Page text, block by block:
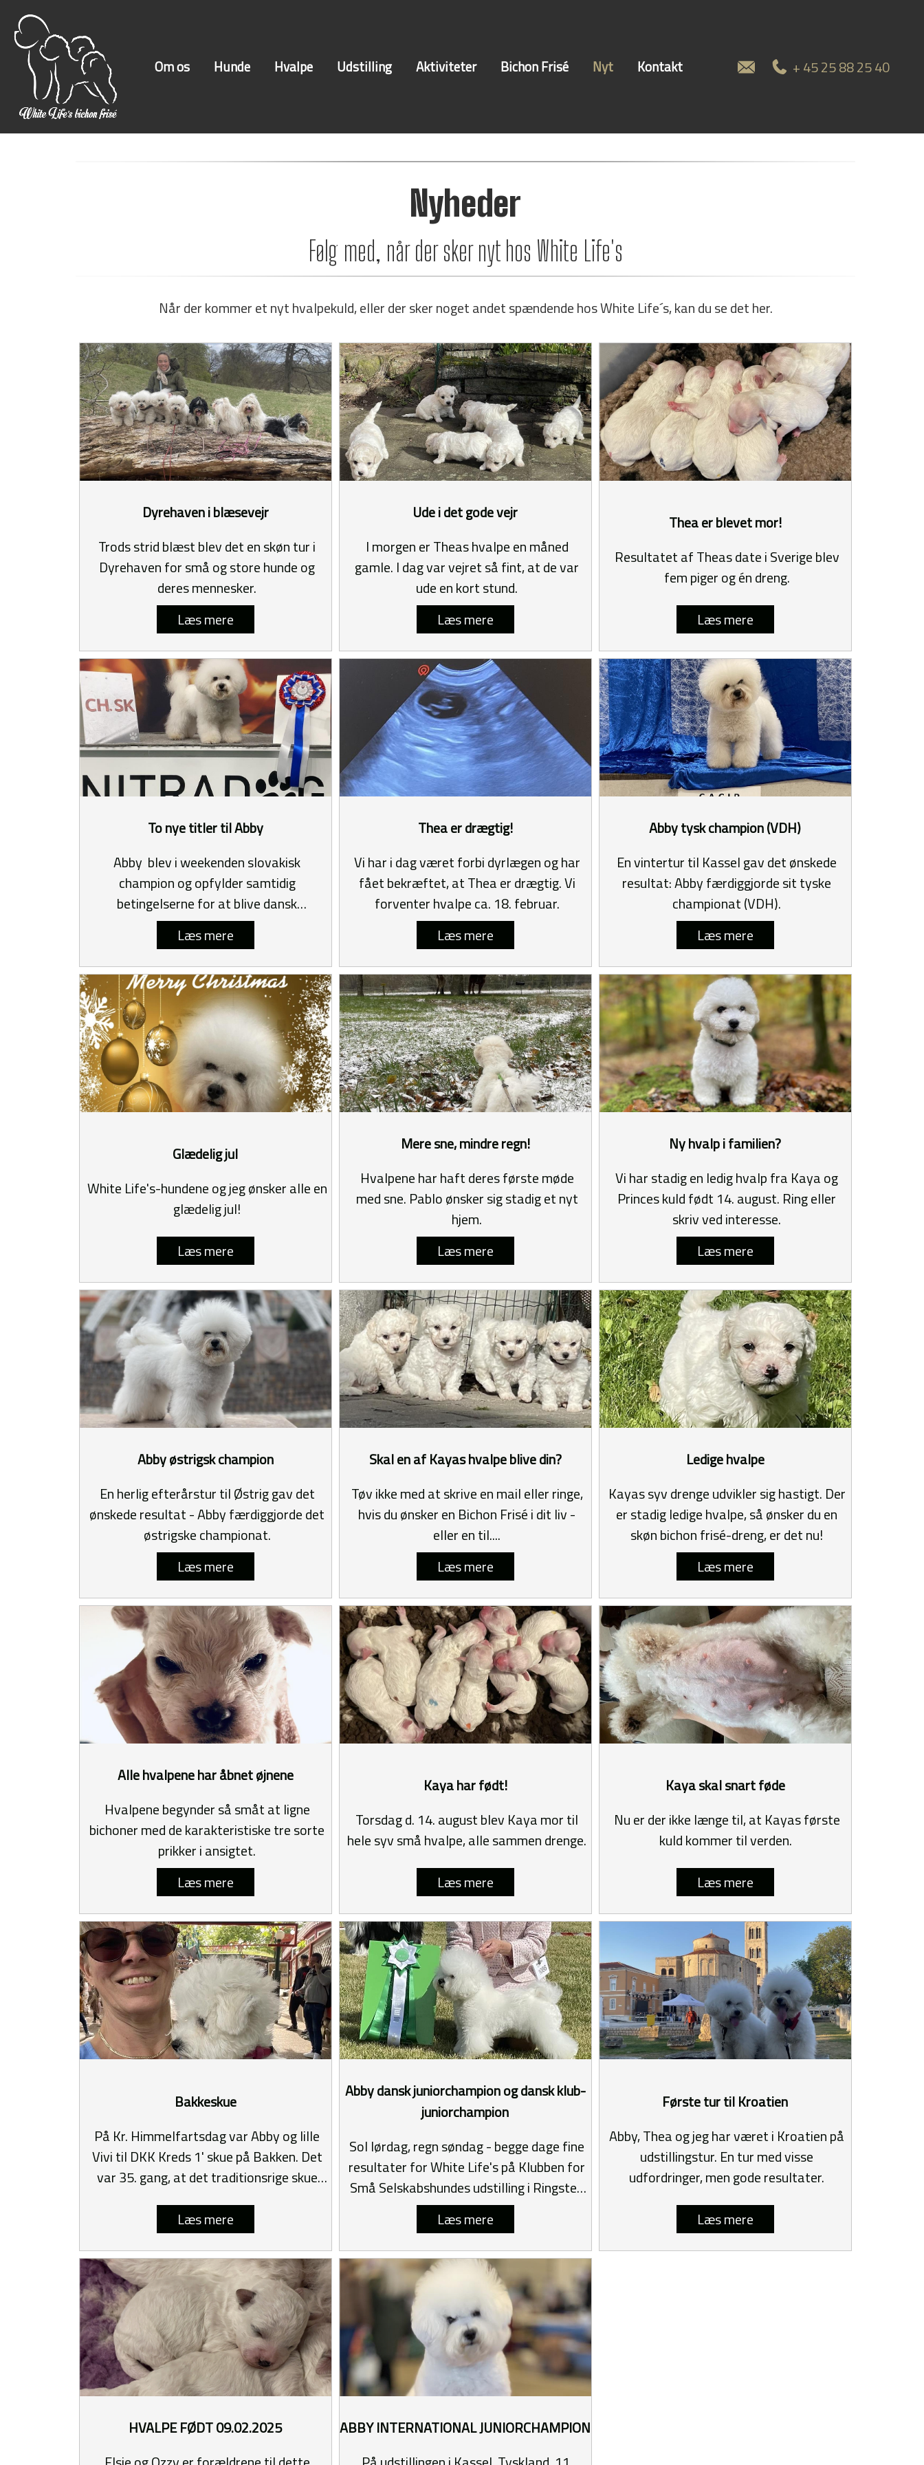
Om os Hunde Hvalpe Udstilling Aktiviteter Bichon Frisé Nyt Kontakt + 45 25 88 25 40
Nyheder
Følg med, når der sker nyt hos White Life's
Når der kommer et nyt hvalpekuld, eller der sker noget andet spændende hos White Life´s, kan du se det her.
Dyrehaven i blæsevejr
Trods strid blæst blev det en skøn tur i
Dyrehaven for små og store hunde og
deres mennesker.
Læs mere
Ude i det gode vejr
I morgen er Theas hvalpe en måned
gamle. I dag var vejret så fint, at de var
ude en kort stund.
Læs mere
Thea er blevet mor!
Resultatet af Theas date i Sverige blev
fem piger og én dreng.
Læs mere
To nye titler til Abby
Abby blev i weekenden slovakisk
champion og opfylder samtidig
betingelserne for at blive dansk
champion.
Læs mere
Thea er drægtig!
Vi har i dag været forbi dyrlægen og har
fået bekræftet, at Thea er drægtig. Vi
forventer hvalpe ca. 18. februar.
Læs mere
Abby tysk champion (VDH)
En vintertur til Kassel gav det ønskede
resultat: Abby færdiggjorde sit tyske
championat (VDH).
Læs mere
Glædelig jul
White Life's-hundene og jeg ønsker alle en
glædelig jul!
Læs mere
Mere sne, mindre regn!
Hvalpene har haft deres første møde
med sne. Pablo ønsker sig stadig et nyt
hjem.
Læs mere
Ny hvalp i familien?
Vi har stadig en ledig hvalp fra Kaya og
Princes kuld født 14. august. Ring eller
skriv ved interesse.
Læs mere
Abby østrigsk champion
En herlig efterårstur til Østrig gav det
ønskede resultat - Abby færdiggjorde det
østrigske championat.
Læs mere
Skal en af Kayas hvalpe blive din?
Tøv ikke med at skrive en mail eller ringe,
hvis du ønsker en Bichon Frisé i dit liv -
eller en til....
Læs mere
Ledige hvalpe
Kayas syv drenge udvikler sig hastigt. Der
er stadig ledige hvalpe, så ønsker du en
skøn bichon frisé-dreng, er det nu!
Læs mere
Alle hvalpene har åbnet øjnene
Hvalpene begynder så småt at ligne
bichoner med de karakteristiske tre sorte
prikker i ansigtet.
Læs mere
Kaya har født!
Torsdag d. 14. august blev Kaya mor til
hele syv små hvalpe, alle sammen drenge.
Læs mere
Kaya skal snart føde
Nu er der ikke længe til, at Kayas første
kuld kommer til verden.
Læs mere
Bakkeskue
På Kr. Himmelfartsdag var Abby og lille
Vivi til DKK Kreds 1' skue på Bakken. Det
var 35. gang, at det traditionsrige skue
Læs mere
Abby dansk juniorchampion og dansk klub-
juniorchampion
Sol lørdag, regn søndag - begge dage fine
resultater for White Life's på Klubben for
Små Selskabshundes udstilling i Ringsted
24.-25. juni 2025
Læs mere
Første tur til Kroatien
Abby, Thea og jeg har været i Kroatien på
udstillingstur. En tur med visse
udfordringer, men gode resultater.
Læs mere
HVALPE FØDT 09.02.2025
ABBY INTERNATIONAL JUNIORCHAMPION